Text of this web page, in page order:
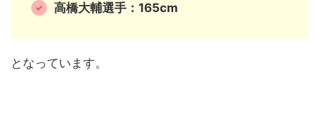
高橋大輔選手：165cm
となっています。